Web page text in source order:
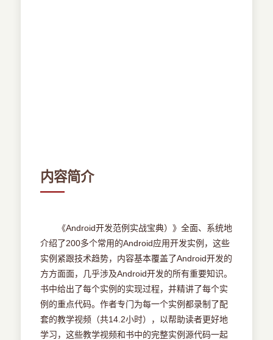
内容简介
《Android开发范例实战宝典）》全面、系统地
介绍了200多个常用的Android应用开发实例，这些
实例紧跟技术趋势，内容基本覆盖了Android开发的
方方面面，几乎涉及Android开发的所有重要知识。
书中给出了每个实例的实现过程，并精讲了每个实
例的重点代码。作者专门为每一个实例都录制了配
套的教学视频（共14.2小时），以帮助读者更好地
学习，这些教学视频和书中的完整实例源代码一起